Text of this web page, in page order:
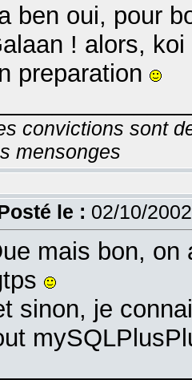
ben oui, pour
! alors,
preparation
convictions sont
mensonges
le : 02/10/
mais bon, on
sinon, je